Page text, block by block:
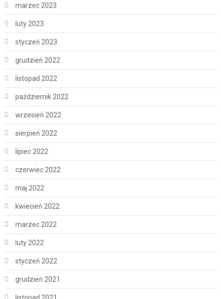
marzec 2023
luty 2023
styczeń 2023
grudzień 2022
listopad 2022
październik 2022
wrzesień 2022
sierpień 2022
lipiec 2022
czerwiec 2022
maj 2022
kwiecień 2022
marzec 2022
luty 2022
styczeń 2022
grudzień 2021